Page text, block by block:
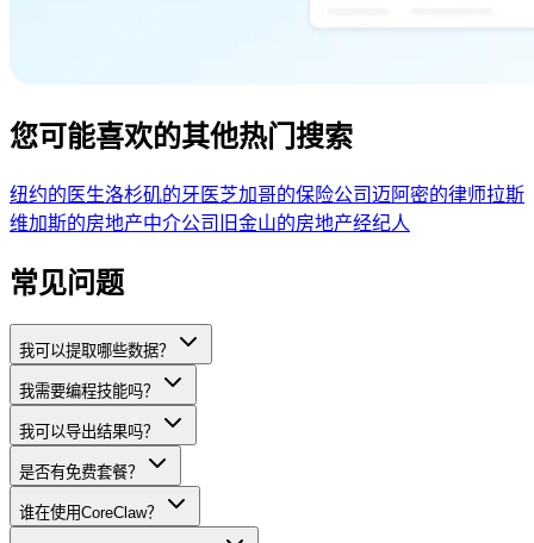
您可能喜欢的其他热门搜索
纽约的医生洛杉矶的牙医芝加哥的保险公司迈阿密的律师拉斯
维加斯的房地产中介公司 旧金山的房地产经纪人
常见问题
我可以提取哪些数据？
我需要编程技能吗？
我可以导出结果吗？
是否有免费套餐？
谁在使用CoreClaw？